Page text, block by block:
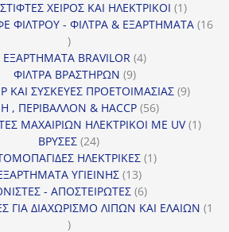
προϊόν
ΧΕΙΡΟΣ ΚΑΙ ΗΛΕΚΤΡΙΚΟΙ 11
προϊόν
ΦΙΛΤΡΟΥ - ΦΙΛΤΡΑ & ΕΞΑΡΤΗΜΑΤΑ 16
16
προϊόντα
ΕΞΑΡΤΗΜΑΤΑ BRAVILOR 44
ΦΙΛΤΡΑ ΒΡΑΣΤΗΡΩΝ 99
προϊόντα
ΚΑΙ ΣΥΣΚΕΥΕΣ ΠΡΟΕΤΟΙΜΑΣΙΑΣ 99
, ΠΕΡΙΒΑΛΛΟΝ & HACCP 5656
προϊόντα
ΜΑΧΑΙΡΙΩΝ ΗΛΕΚΤΡΙΚΟΙ ΜΕ UV 11
ΒΡΥΣΕΣ 2424
προϊόντα
ΗΛΕΚΤΡΙΚΕΣ 11
ΥΓΙΕΙΝΗΣ 1313
προϊόντα
- ΑΠΟΣΤΕΙΡΩΤΕΣ 66
προϊόντα
ΓΙΑ ΔΙΑΧΩΡΙΣΜΟ ΛΙΠΩΝ ΚΑΙ ΕΛΑΙΩΝ 1
1